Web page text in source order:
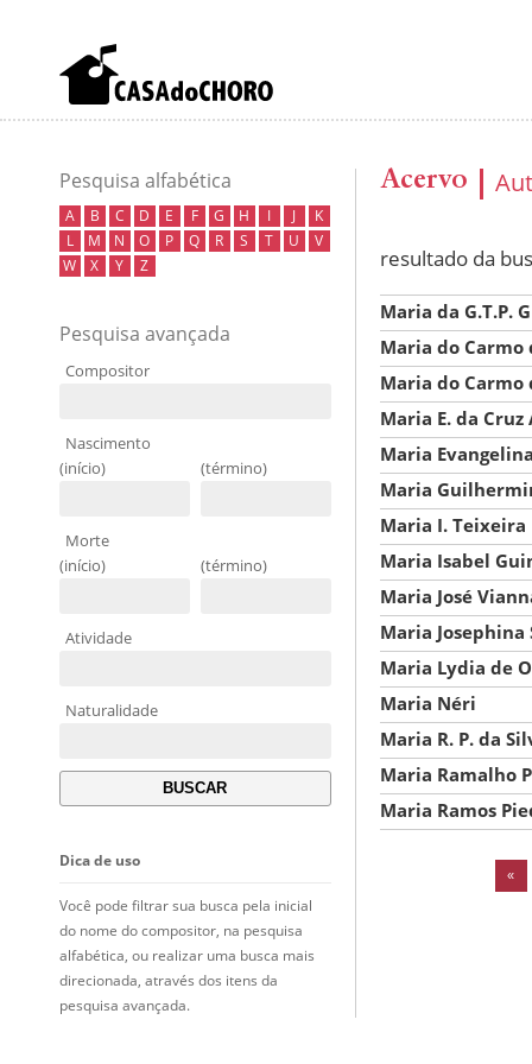
Pesquisa alfabética
A B C D E F G H I J
K
L
M N O P Q R S T U
V
W
X Y Z
Pesquisa avançada
Compositor
Nascimento
(início)
(término)
Morte
(início)
(término)
Atividade
Naturalidade
Dica de uso
Você pode filtrar sua busca pela inicial
do nome do compositor, na pesquisa
alfabética, ou realizar uma busca mais
direcionada, através dos itens da
pesquisa avançada.
Acervo
resultado da
Maria da G.T.P.
Maria do Carmo
Maria do Carmo
Maria E. da Cruz
Maria
Maria
Maria I. Teixeira
Maria Isabel
Maria José
Maria Josephina
Maria Lydia de
Maria Néri
Maria R. P. da
Maria Ramalho
Maria Ramos
«